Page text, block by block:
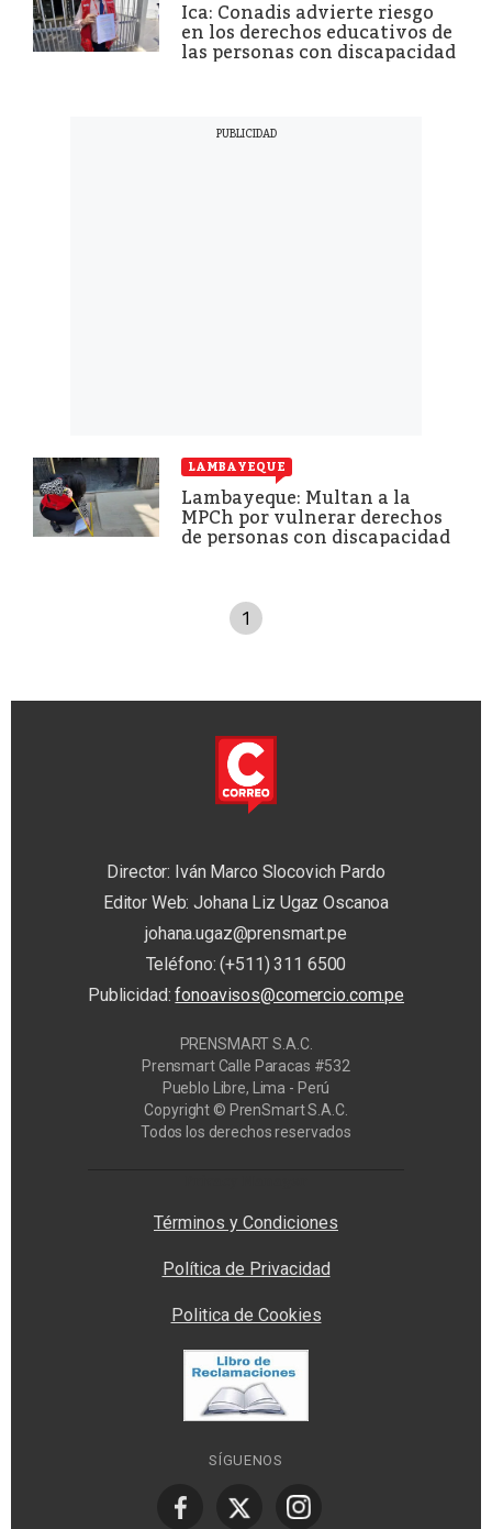
Ica: Conadis advierte riesgo
en los derechos educativos de
las personas con discapacidad
LAMBAYEQUE
Lambayeque: Multan a la
MPCh por vulnerar derechos
de personas con discapacidad
1
Director: Iván Marco Slocovich Pardo
Editor Web: Johana Liz Ugaz Oscanoa
johana.ugaz@prensmart.pe
Teléfono: (+511) 311 6500
Publicidad:fonoavisos@comercio.com.pe
PRENSMART S.A.C.
Prensmart Calle Paracas #532
Pueblo Libre, Lima - Perú
Copyright © PrenSmart S.A.C.
Todos los derechos reservados
Términos y Condiciones
Política de Privacidad
Politica de Cookies
SÍGUENOS